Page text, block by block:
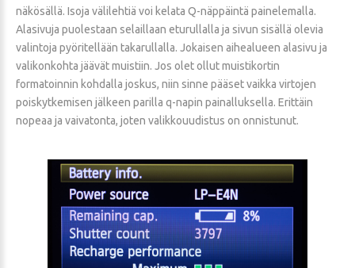
näkösällä. Isoja välilehtiä voi kelata Q-näppäintä painelemalla.
Alasivuja puolestaan selaillaan eturullalla ja sivun sisällä olevia
valintoja pyöritellään takarullalla. Jokaisen aihealueen alasivu ja
valikonkohta jäävät muistiin. Jos olet ollut muistikortin
formatoinnin kohdalla joskus, niin sinne pääset vaikka virtojen
poiskytkemisen jälkeen parilla q-napin painalluksella. Erittäin
nopeaa ja vaivatonta, joten valikkouudistus on onnistunut.